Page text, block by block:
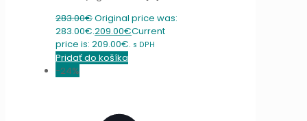
283.00€Original price was:
283.00€.209.00€Current
price is: 209.00€. s DPH
Pridať do košíka
-24%